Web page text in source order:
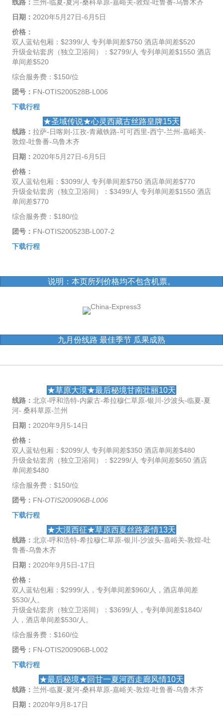
线路： 兰州-临夏-夏河-桑科草原-嘉峪关-敦煌-吐鲁番-乌鲁木齐
日期： 2020年5月27日-6月5日
价格：
双人蓝钻包厢：$2399/人 专列单间差$750 酒店单间差$520
升级金钻套房（独立卫浴间）：$2799/人 专列单间差$1550 酒店
单间差$520
综合服务费：$150/位
团号： FN-OTIS200528B-L006
下载行程
★圣域传说★心灵西藏古丝路皇牌15天
线路： 拉萨-日喀则-江孜-青藏铁路-可可西里-西宁-兰州-嘉峪关-
敦煌-吐鲁番-乌鲁木齐
日期： 2020年5月27日-6月5日
价格：
双人蓝钻包厢：$3099/人 专列单间差$750 酒店单间差$770
升级金钻套房（独立卫浴间）：$3499/人 专列单间差$1550 酒店
单间差$770
综合服务费：$180/位
团号： FN-OTIS200523B-L007-2
下载行程
说明：本页所列价格均不包含机票。
九月份线路 最佳季节 瓜果成熟
★草原大漠★最后秘境甘南壮丽10天
线路： 北京-呼和浩特-内蒙古-希拉穆仁草原-银川-沙波头-临夏-夏
河- 桑科草原-兰州
日期： 2020年9月5-14日
价格：
双人蓝钻包厢：$2099/人 专列单间差$350 酒店单间差$480
升级金钻套房（独立卫浴间）：$2299/人 专列单间差$650 酒店
单间差$480
综合服务费：$150/位
团号： FN-OTIS200906B-L006
下载行程
★大漠西征★草原西夏丝路豪情13天
线路： 北京-呼和浩特-希拉穆仁草原-银川-沙波头-嘉峪关-敦煌-吐
鲁番-乌鲁木齐
日期： 2020年9月5日-17日
价格：
双人蓝钻包厢：$2999/人，专列单间差$960/人，酒店单间差
$530/人。
升级金钻套房（独立卫浴间）：$3699/人，专列单间差$1840/
人，酒店单间差$530/人。
综合服务费：$160/位
团号： FN-OTIS200906B-L002
下载行程
★最后秘境★回甘一夏河西走廊风情10天
线路： 兰州-临夏-夏河-桑科草原-嘉峪关-敦煌-吐鲁番-乌鲁木齐
日期： 2020年9月8-17日